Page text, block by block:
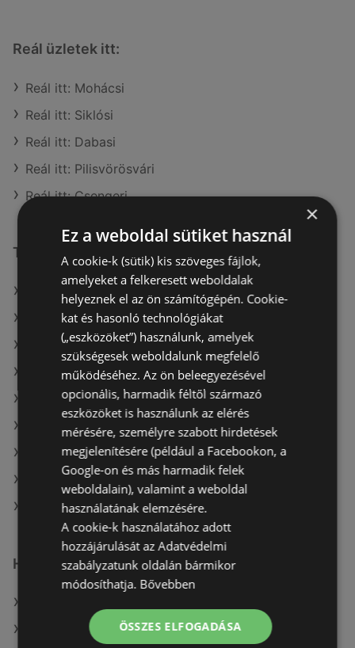
Reál üzletek itt:
Reál itt: Mohácsi
Reál itt: Siklósi
Reál itt: Dabasi
Reál itt: Pilisvörösvári
Reál itt: Csengeri
További linkek
A(z) Reál ajánlatai
A(z) CBA ajánlatai
A(z) Privát max ajánlatai
A(z) Príma aktuális akciós újságjai
A(z) Family Frost aktuális akciós újságjai
A(z) Chef Market aktuális akciós újságjai
A(z) Aldi aktuális akciós újságjai
A(z) Coop aktuális akciós újságjai
A(z) Reál üzletei itt: Sopron-Fertődi
Hasonló kiskereskedők
A(z) Fressnapf-Hungária Kft. ajánlatai
×
Ez a weboldal sütiket használ
A cookie-k (sütik) kis szöveges fájlok,
amelyeket a felkeresett weboldalak
helyeznek el az ön számítógépén. Cookie-
kat és hasonló technológiákat
(„eszközöket”) használunk, amelyek
szükségesek weboldalunk megfelelő
működéséhez. Az ön beleegyezésével
opcionális, harmadik féltől származó
eszközöket is használunk az elérés
mérésére, személyre szabott hirdetések
megjelenítésére (például a Facebookon, a
Google-on és más harmadik felek
weboldalain), valamint a weboldal
használatának elemzésére.
A cookie-k használatához adott
hozzájárulását az Adatvédelmi
szabályzatunk oldalán bármikor
módosíthatja. Bővebben
ÖSSZES ELFOGADÁSA